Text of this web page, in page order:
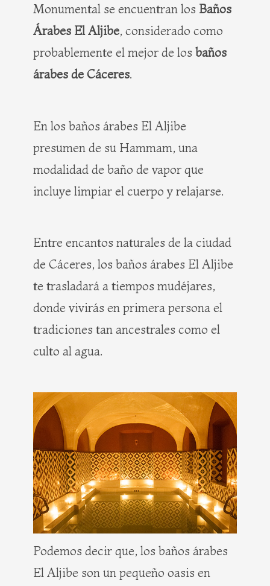
Monumental se encuentran los Baños
Árabes El Aljibe, considerado como
probablemente el mejor de los baños
árabes de Cáceres.
En los baños árabes El Aljibe
presumen de su Hammam, una
modalidad de baño de vapor que
incluye limpiar el cuerpo y relajarse.
Entre encantos naturales de la ciudad
de Cáceres, los baños árabes El Aljibe
te trasladará a tiempos mudéjares,
donde vivirás en primera persona el
tradiciones tan ancestrales como el
culto al agua.
Podemos decir que, los baños árabes
El Aljibe son un pequeño oasis en